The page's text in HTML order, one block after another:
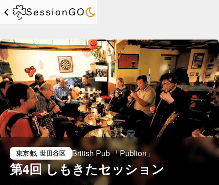
東京都, 世田谷区 British Pub 「Publion」
第4回 しもきたセッション